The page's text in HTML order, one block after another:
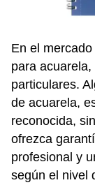
En el
para
particulares.
de acuarela,
reconocida,
ofrezca
profesional y
según el nivel